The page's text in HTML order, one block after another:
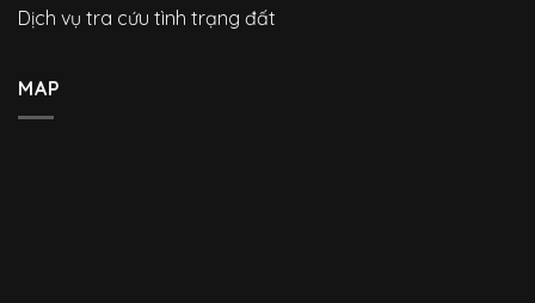
Dịch vụ tra cứu tình trạng đất
MAP